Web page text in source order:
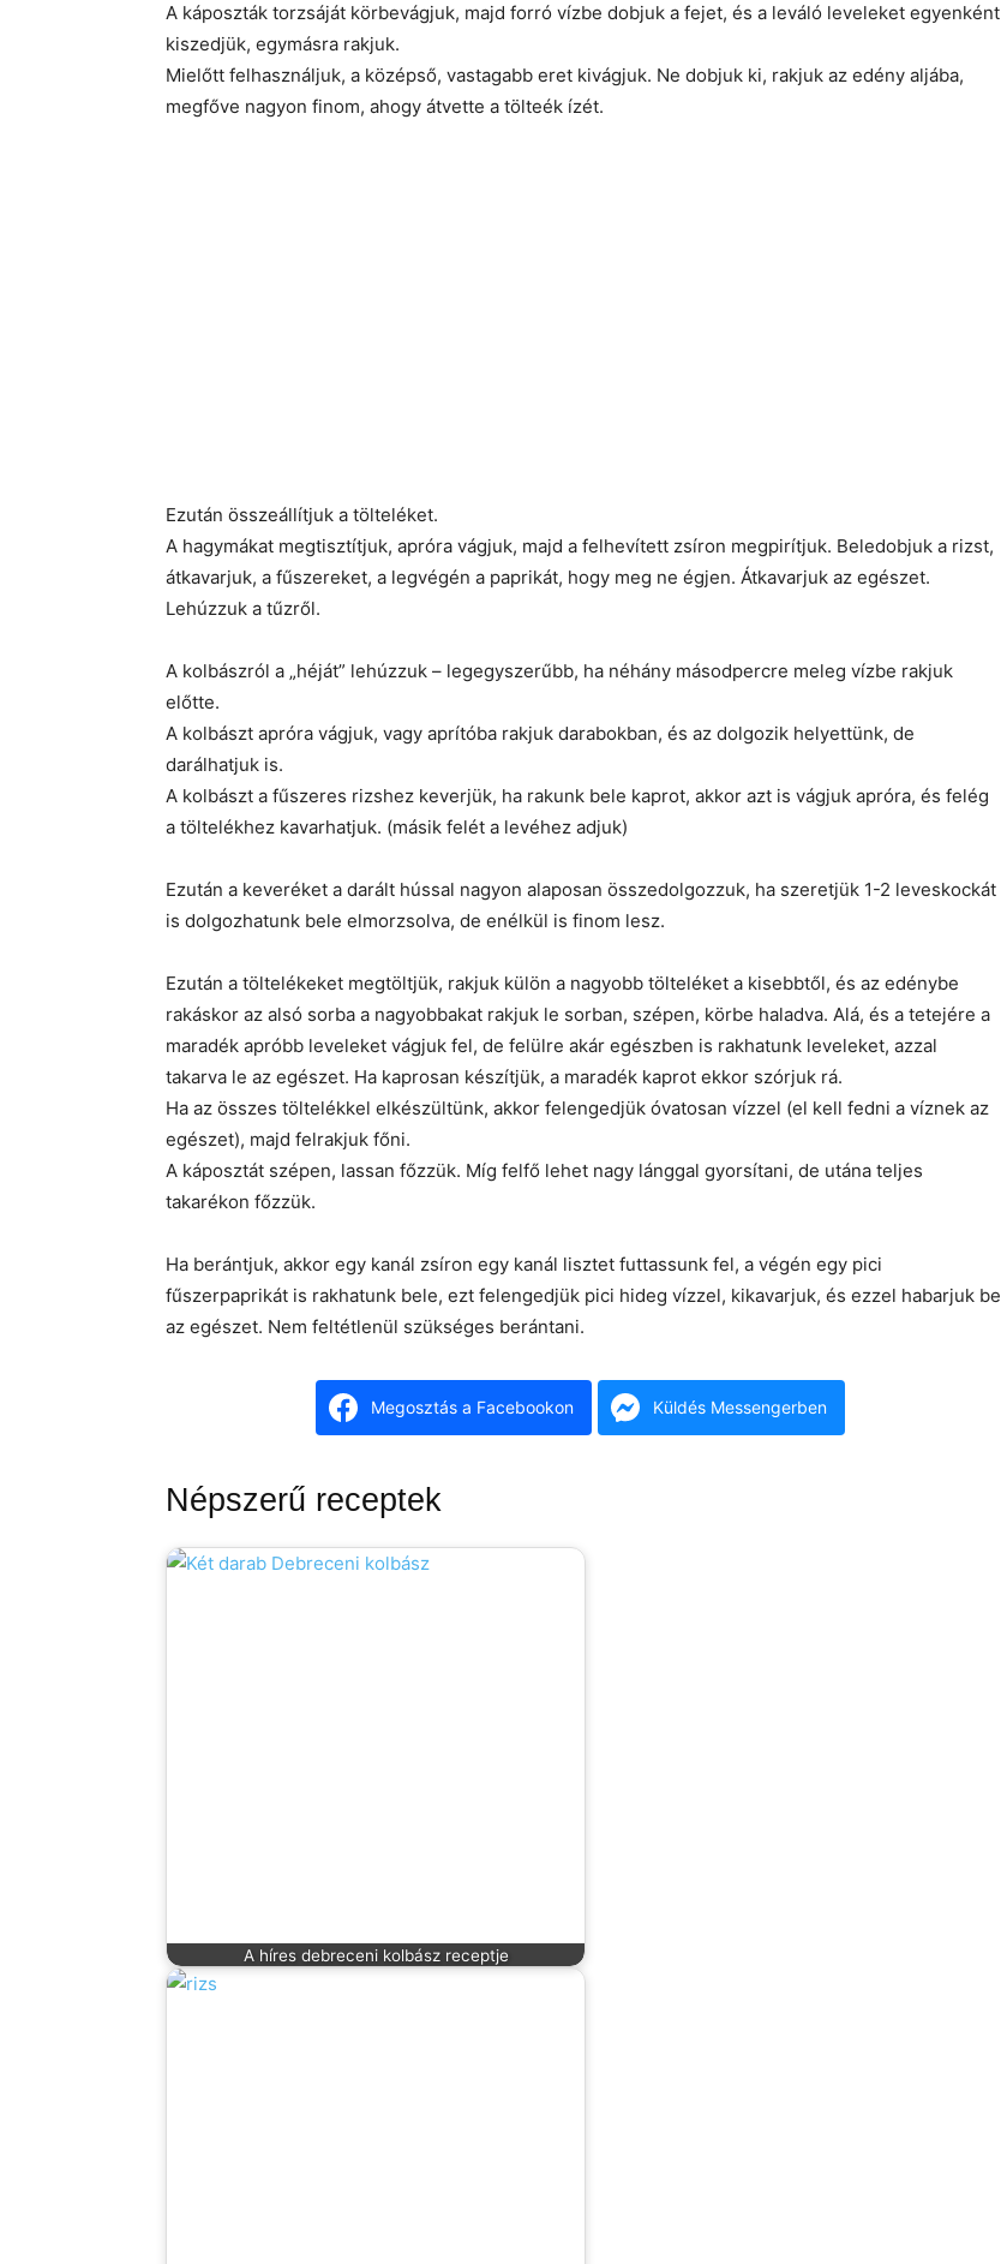
A káposzták torzsáját körbevágjuk, majd forró vízbe dobjuk a fejet, és a leváló leveleket egyenként
kiszedjük, egymásra rakjuk.
Mielőtt felhasználjuk, a középső, vastagabb eret kivágjuk. Ne dobjuk ki, rakjuk az edény aljába,
megfőve nagyon finom, ahogy átvette a tölteék ízét.
Ezután összeállítjuk a tölteléket.
A hagymákat megtisztítjuk, apróra vágjuk, majd a felhevített zsíron megpirítjuk. Beledobjuk a rizst,
átkavarjuk, a fűszereket, a legvégén a paprikát, hogy meg ne égjen. Átkavarjuk az egészet.
Lehúzzuk a tűzről.
A kolbászról a „héját” lehúzzuk – legegyszerűbb, ha néhány másodpercre meleg vízbe rakjuk
előtte.
A kolbászt apróra vágjuk, vagy aprítóba rakjuk darabokban, és az dolgozik helyettünk, de
darálhatjuk is.
A kolbászt a fűszeres rizshez keverjük, ha rakunk bele kaprot, akkor azt is vágjuk apróra, és felég
a töltelékhez kavarhatjuk. (másik felét a levéhez adjuk)
Ezután a keveréket a darált hússal nagyon alaposan összedolgozzuk, ha szeretjük 1-2 leveskockát
is dolgozhatunk bele elmorzsolva, de enélkül is finom lesz.
Ezután a töltelékeket megtöltjük, rakjuk külön a nagyobb tölteléket a kisebbtől, és az edénybe
rakáskor az alsó sorba a nagyobbakat rakjuk le sorban, szépen, körbe haladva. Alá, és a tetejére a
maradék apróbb leveleket vágjuk fel, de felülre akár egészben is rakhatunk leveleket, azzal
takarva le az egészet. Ha kaprosan készítjük, a maradék kaprot ekkor szórjuk rá.
Ha az összes töltelékkel elkészültünk, akkor felengedjük óvatosan vízzel (el kell fedni a víznek az
egészet), majd felrakjuk főni.
A káposztát szépen, lassan főzzük. Míg felfő lehet nagy lánggal gyorsítani, de utána teljes
takarékon főzzük.
Ha berántjuk, akkor egy kanál zsíron egy kanál lisztet futtassunk fel, a végén egy pici
fűszerpaprikát is rakhatunk bele, ezt felengedjük pici hideg vízzel, kikavarjuk, és ezzel habarjuk be
az egészet. Nem feltétlenül szükséges berántani.
Megosztás a Facebookon Küldés Messengerben
Népszerű receptek
A híres debreceni kolbász receptje